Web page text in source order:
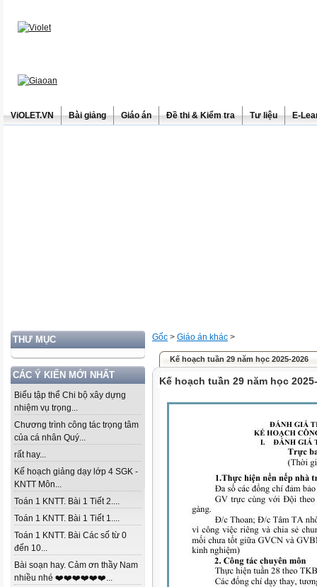
ViOLET.VN Bài giảng Giáo án Đề thi & Kiểm tra Tư liệu E-
THƯ MỤC
CÁC Ý KIẾN MỚI NHẤT
Biểu tập thể Chi bộ xây dựng
nhiệm vụ trọng...
Chương trình công tác trọng tâm
của cá nhân Quý...
rất hay...
Kế hoạch giảng dạy lớp 4 SGK -
KNTT Môn...
Toán 1 KNTT. Bài 1 Tiết 2....
Toán 1 KNTT. Bài 1 Tiết 1....
Toán 1 KNTT. Bài Các số từ 0
đến 10...
Bài soạn hay. Cảm ơn thầy Nam
nhiều nhé ❤️❤️❤️❤️❤️❤️...
Gốc > Giáo án khác >
Kế hoạch tuần 29 năm học 2025-2026
Kế hoạch tuần 29 năm học